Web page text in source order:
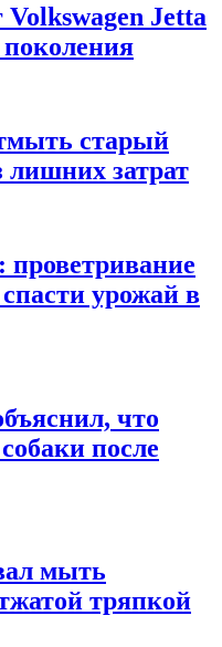
Jetta
поколения
старый
лишних затрат
проветривание
урожай в
что
после
мыть
тряпкой